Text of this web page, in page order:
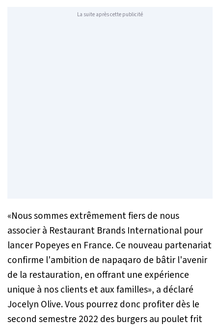
La suite après cette publicité
«Nous sommes extrêmement fiers de nous
associer à Restaurant Brands International pour
lancer Popeyes en France. Ce nouveau partenariat
confirme l'ambition de napaqaro de bâtir l'avenir
de la restauration, en offrant une expérience
unique à nos clients et aux familles», a déclaré
Jocelyn Olive. Vous pourrez donc profiter dès le
second semestre 2022 des burgers au poulet frit